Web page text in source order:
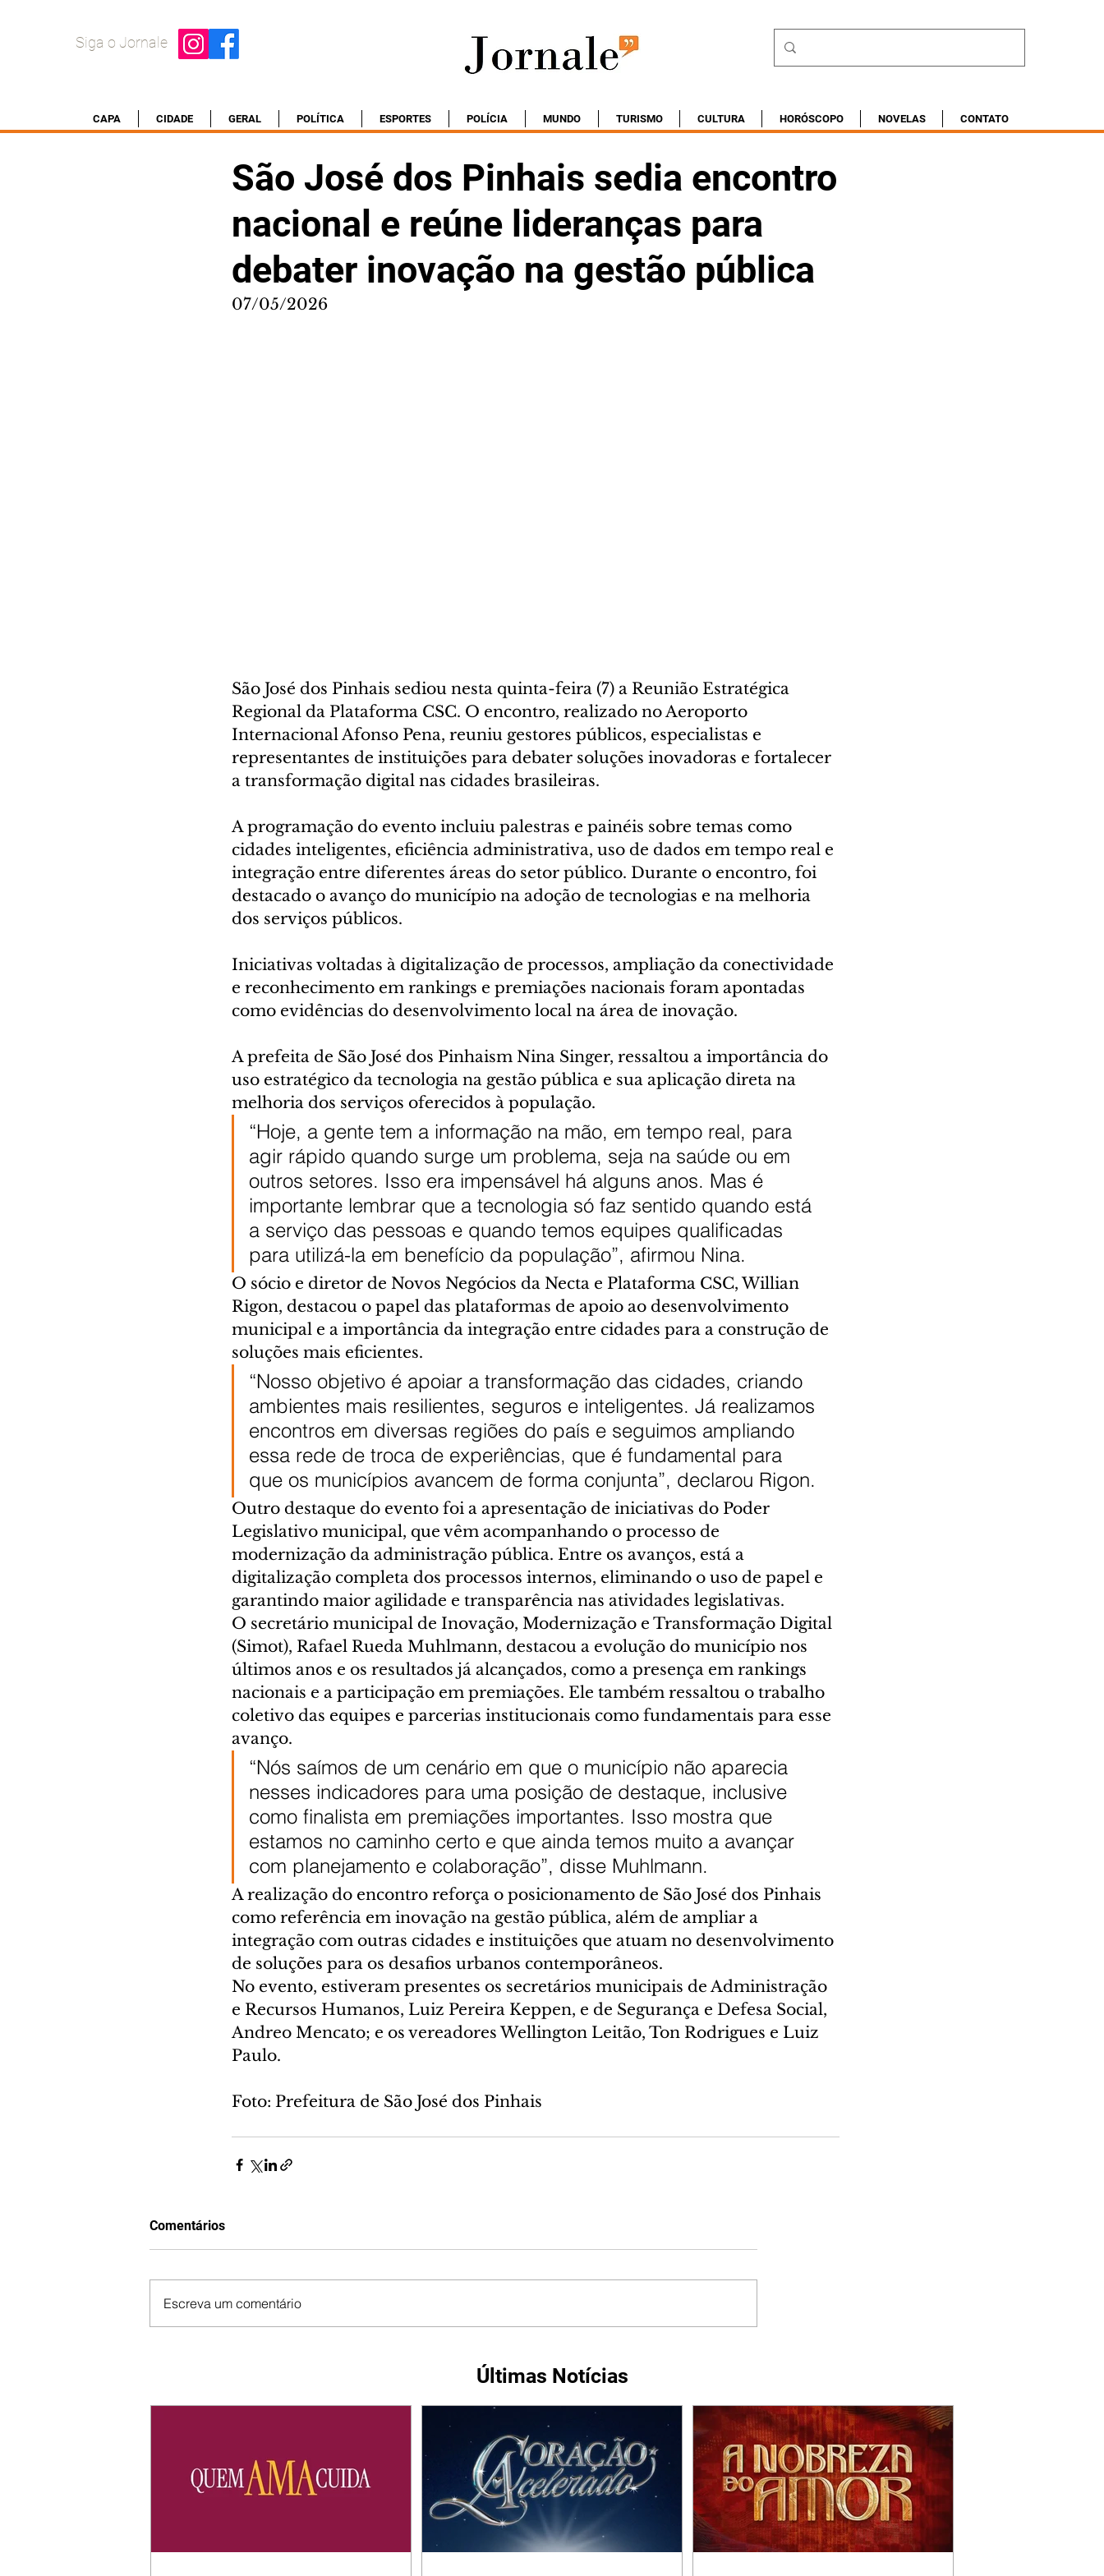
Siga o Jornale
CAPA CIDADE GERAL POLÍTICA ESPORTES POLÍCIA MUNDO TURISMO CULTURA HORÓSCOPO NOVELAS CONTATO
São José dos Pinhais sedia encontro
nacional e reúne lideranças para
debater inovação na gestão pública
07/05/2026
São José dos Pinhais sediou nesta quinta-feira (7) a Reunião Estratégica
Regional da Plataforma CSC. O encontro, realizado no Aeroporto
Internacional Afonso Pena, reuniu gestores públicos, especialistas e
representantes de instituições para debater soluções inovadoras e fortalecer
a transformação digital nas cidades brasileiras.
A programação do evento incluiu palestras e painéis sobre temas como
cidades inteligentes, eficiência administrativa, uso de dados em tempo real e
integração entre diferentes áreas do setor público. Durante o encontro, foi
destacado o avanço do município na adoção de tecnologias e na melhoria
dos serviços públicos.
Iniciativas voltadas à digitalização de processos, ampliação da conectividade
e reconhecimento em rankings e premiações nacionais foram apontadas
como evidências do desenvolvimento local na área de inovação.
A prefeita de São José dos Pinhaism Nina Singer, ressaltou a importância do
uso estratégico da tecnologia na gestão pública e sua aplicação direta na
melhoria dos serviços oferecidos à população.
“Hoje, a gente tem a informação na mão, em tempo real, para
agir rápido quando surge um problema, seja na saúde ou em
outros setores. Isso era impensável há alguns anos. Mas é
importante lembrar que a tecnologia só faz sentido quando está
a serviço das pessoas e quando temos equipes qualificadas
para utilizá-la em benefício da população”, afirmou Nina.
O sócio e diretor de Novos Negócios da Necta e Plataforma CSC, Willian
Rigon, destacou o papel das plataformas de apoio ao desenvolvimento
municipal e a importância da integração entre cidades para a construção de
soluções mais eficientes.
“Nosso objetivo é apoiar a transformação das cidades, criando
ambientes mais resilientes, seguros e inteligentes. Já realizamos
encontros em diversas regiões do país e seguimos ampliando
essa rede de troca de experiências, que é fundamental para
que os municípios avancem de forma conjunta”, declarou Rigon.
Outro destaque do evento foi a apresentação de iniciativas do Poder
Legislativo municipal, que vêm acompanhando o processo de
modernização da administração pública. Entre os avanços, está a
digitalização completa dos processos internos, eliminando o uso de papel e
garantindo maior agilidade e transparência nas atividades legislativas.
O secretário municipal de Inovação, Modernização e Transformação Digital
(Simot), Rafael Rueda Muhlmann, destacou a evolução do município nos
últimos anos e os resultados já alcançados, como a presença em rankings
nacionais e a participação em premiações. Ele também ressaltou o trabalho
coletivo das equipes e parcerias institucionais como fundamentais para esse
avanço.
“Nós saímos de um cenário em que o município não aparecia
nesses indicadores para uma posição de destaque, inclusive
como finalista em premiações importantes. Isso mostra que
estamos no caminho certo e que ainda temos muito a avançar
com planejamento e colaboração”, disse Muhlmann.
A realização do encontro reforça o posicionamento de São José dos Pinhais
como referência em inovação na gestão pública, além de ampliar a
integração com outras cidades e instituições que atuam no desenvolvimento
de soluções para os desafios urbanos contemporâneos.
No evento, estiveram presentes os secretários municipais de Administração
e Recursos Humanos, Luiz Pereira Keppen, e de Segurança e Defesa Social,
Andreo Mencato; e os vereadores Wellington Leitão, Ton Rodrigues e Luiz
Paulo.
Foto: Prefeitura de São José dos Pinhais
Comentários
Escreva um comentário
Últimas Notícias